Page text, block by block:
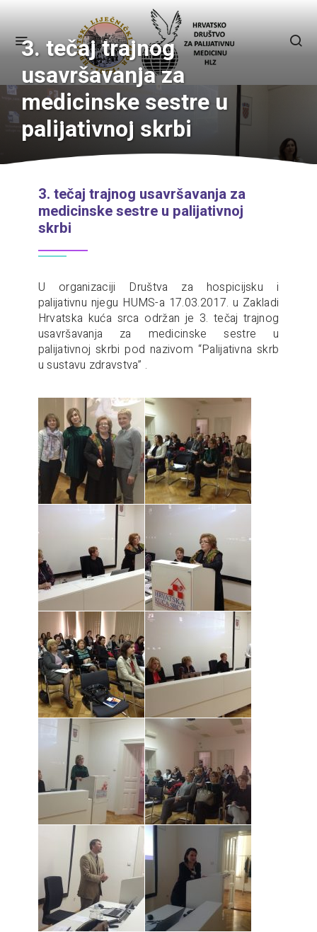
3. tečaj trajnog
usavršavanja za
medicinske sestre u
palijativnoj skrbi
3. tečaj trajnog usavršavanja za
medicinske sestre u palijativnoj
skrbi
U organizaciji Društva za hospicijsku i
palijativnu njegu HUMS-a 17.03.2017. u Zakladi
Hrvatska kuća srca održan je 3. tečaj trajnog
usavršavanja za medicinske sestre u
palijativnoj skrbi pod nazivom “Palijativna skrb
u sustavu zdravstva” .